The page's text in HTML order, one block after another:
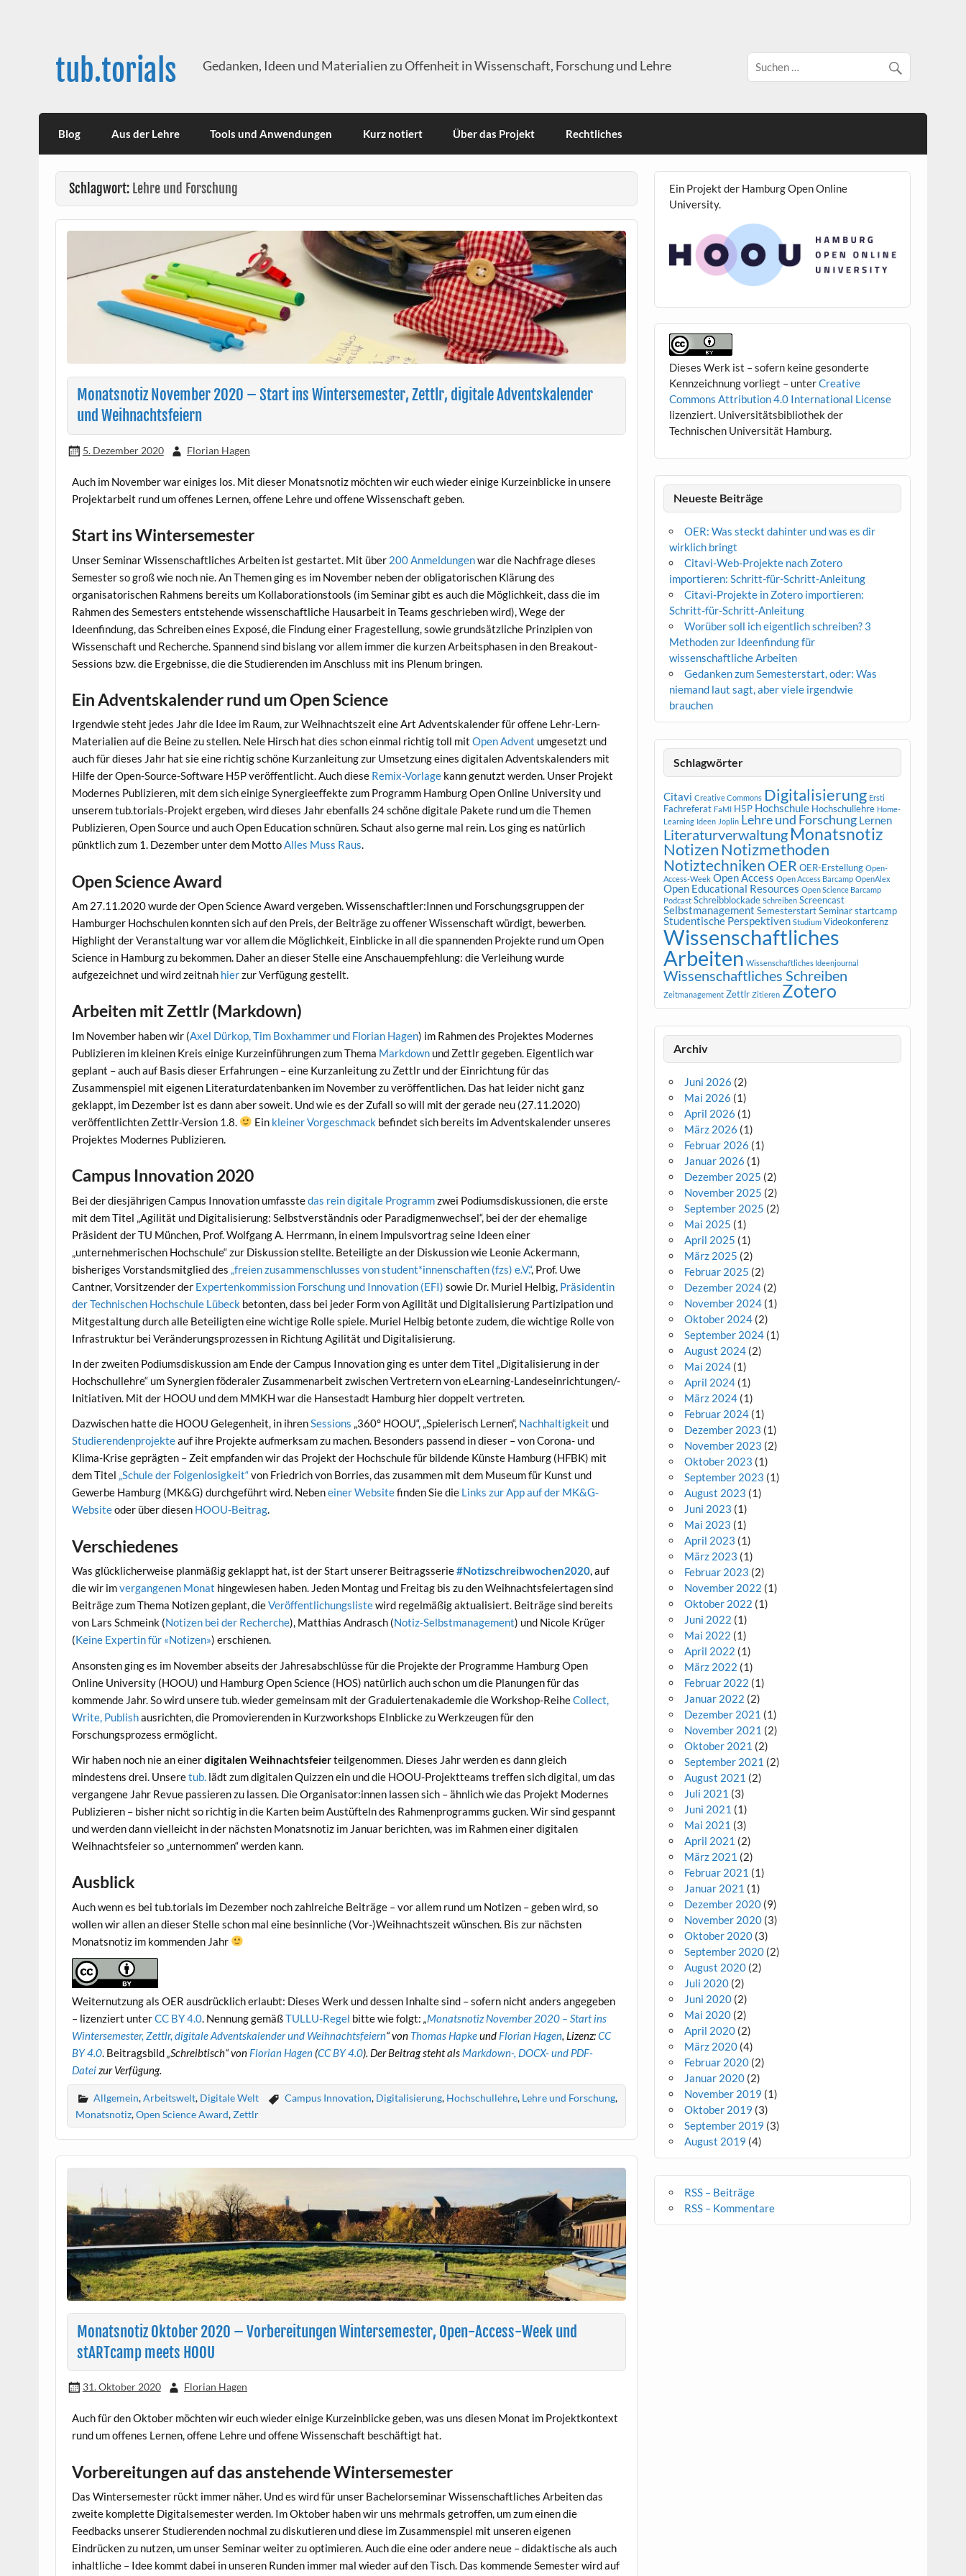
tub.torials Gedanken, Ideen und Materialien zu Offenheit in Wissenschaft, Forschung und Lehre
Blog Aus der Lehre Tools und Anwendungen Kurz notiert Über das Projekt Rechtliches
Schlagwort: Lehre und Forschung
Monatsnotiz November 2020 – Start ins Wintersemester, Zettlr, digitale Adventskalender
und Weihnachtsfeiern
5. Dezember 2020 Florian Hagen
Auch im November war einiges los. Mit dieser Monatsnotiz möchten wir euch wieder einige Kurzeinblicke in unsere
Projektarbeit rund um offenes Lernen, offene Lehre und offene Wissenschaft geben.
Start ins Wintersemester
Unser Seminar Wissenschaftliches Arbeiten ist gestartet. Mit über 200 Anmeldungenwar die Nachfrage dieses
Semester so groß wie noch nie. An Themen ging es im November neben der obligatorischen Klärung des
organisatorischen Rahmens bereits um Kollaborationstools (im Seminar gibt es auch die Möglichkeit, dass die im
Rahmen des Semesters entstehende wissenschaftliche Hausarbeit in Teams geschrieben wird), Wege der
Ideenfindung, das Schreiben eines Exposé, die Findung einer Fragestellung, sowie grundsätzliche Prinzipien von
Wissenschaft und Recherche. Spannend sind bislang vor allem immer die kurzen Arbeitsphasen in den Breakout-
Sessions bzw. die Ergebnisse, die die Studierenden im Anschluss mit ins Plenum bringen.
Ein Adventskalender rund um Open Science
Irgendwie steht jedes Jahr die Idee im Raum, zur Weihnachtszeit eine Art Adventskalender für offene Lehr-Lern-
Materialien auf die Beine zu stellen. Nele Hirsch hat dies schon einmal richtig toll mitOpen Advent umgesetzt und
auch für dieses Jahr hat sie eine richtig schöne Kurzanleitung zur Umsetzung eines digitalen Adventskalenders mit
Hilfe der Open-Source-Software H5P veröffentlicht. Auch diese Remix-Vorlage kann genutzt werden. Unser Projekt
Modernes Publizieren, mit dem sich einige Synergieeffekte zum Programm Hamburg Open Online University und
unserem tub.torials-Projekt ergeben, wird dieses Jahr ebenfalls 24 schöne digitale Pakete rund um die Themen
Publizieren, Open Source und auch Open Education schnüren. Schaut also gerne mal rein. Los ging es natürlich
pünktlich zum 1. Dezember unter dem MottoAlles Muss Raus.
Open Science Award
Am 27.11.2020 wurde der Open Science Award vergeben. Wissenschaftler:Innen und Forschungsgruppen der
Hamburger Hochschulen konnten sich auf den Preis, der Beiträge zu offener Wissenschaft würdigt, bewerben.
Highlight der Veranstaltung war vor allem die Möglichkeit, Einblicke in all die spannenden Projekte rund um Open
Science in Hamburg zu bekommen. Daher an dieser Stelle eine Anschauempfehlung: die Verleihung wurde
aufgezeichnet und wird zeitnah hierzur Verfügung gestellt.
Arbeiten mit Zettlr (Markdown)
Im November haben wir (Axel Dürkop, Tim Boxhammer und Florian Hagen) im Rahmen des Projektes Modernes
Publizieren im kleinen Kreis einige Kurzeinführungen zum Thema Markdown und Zettlr gegeben. Eigentlich war
geplant – auch auf Basis dieser Erfahrungen – eine Kurzanleitung zu Zettlr und der Einrichtung für das
Zusammenspiel mit eigenen Literaturdatenbanken im November zu veröffentlichen. Das hat leider nicht ganz
geklappt, im Dezember ist es dann aber soweit. Und wie es der Zufall so will mit der gerade neu (27.11.2020)
veröffentlichten Zettlr-Version 1.8.
Ein kleiner Vorgeschmack befindet sich bereits im Adventskalender unseres
Projektes Modernes Publizieren.
Campus Innovation 2020
Bei der diesjährigen Campus Innovation umfasstedas rein digitale Programmzwei Podiumsdiskussionen, die erste
mit dem Titel „Agilität und Digitalisierung: Selbstverständnis oder Paradigmenwechsel“, bei der der ehemalige
Präsident der TU München, Prof. Wolfgang A. Herrmann, in einem Impulsvortrag seine Ideen einer
„unternehmerischen Hochschule“ zur Diskussion stellte. Beteiligte an der Diskussion wie Leonie Ackermann,
bisheriges Vorstandsmitglied des „freien zusammenschlusses von student*innenschaften (fzs) e.V.“, Prof. Uwe
Cantner, Vorsitzender der Expertenkommission Forschung und Innovation (EFI) sowie Dr. Muriel Helbig, Präsidentin
der Technischen Hochschule Lübeck betonten, dass bei jeder Form von Agilität und Digitalisierung Partizipation und
Mitgestaltung durch alle Beteiligten eine wichtige Rolle spiele. Muriel Helbig betonte zudem, die wichtige Rolle von
Infrastruktur bei Veränderungsprozessen in Richtung Agilität und Digitalisierung.
In der zweiten Podiumsdiskussion am Ende der Campus Innovation ging es unter dem Titel „Digitalisierung in der
Hochschullehre“ um Synergien föderaler Zusammenarbeit zwischen Vertretern von eLearning-Landeseinrichtungen/-
Initiativen. Mit der HOOU und dem MMKH war die Hansestadt Hamburg hier doppelt vertreten.
Dazwischen hatte die HOOU Gelegenheit, in ihrenSessions „360° HOOU“, „Spielerisch Lernen“, Nachhaltigkeit und
Studierendenprojekteauf ihre Projekte aufmerksam zu machen. Besonders passend in dieser – von Corona- und
Klima-Krise geprägten – Zeit empfanden wir das Projekt der Hochschule für bildende Künste Hamburg (HFBK) mit
dem Titel „Schule der Folgenlosigkeit“von Friedrich von Borries, das zusammen mit dem Museum für Kunst und
Gewerbe Hamburg (MK&G) durchgeführt wird. Nebeneiner Websitefinden Sie die Links zur App auf der MK&G-
Websiteoder über diesen HOOU-Beitrag.
Verschiedenes
Was glücklicherweise planmäßig geklappt hat, ist der Start unserer Beitragsserie#Notizschreibwochen2020, auf
die wir imvergangenen Monat hingewiesen haben. Jeden Montag und Freitag bis zu den Weihnachtsfeiertagen sind
Beiträge zum Thema Notizen geplant, dieVeröffentlichungslistewird regelmäßig aktualisiert. Beiträge sind bereits
von Lars Schmeink (Notizen bei der Recherche), Matthias Andrasch (Notiz-Selbstmanagement) und Nicole Krüger
(Keine Expertin für «Notizen») erschienen.
Ansonsten ging es im November abseits der Jahresabschlüsse für die Projekte der Programme Hamburg Open
Online University (HOOU) und Hamburg Open Science (HOS) natürlich auch schon um die Planungen für das
kommende Jahr. So wird unsere tub. wieder gemeinsam mit der Graduiertenakademie die Workshop-ReiheCollect,
Write, Publishausrichten, die Promovierenden in Kurzworkshops EInblicke zu Werkzeugen für den
Forschungsprozess ermöglicht.
Wir haben noch nie an einerdigitalen Weihnachtsfeierteilgenommen. Dieses Jahr werden es dann gleich
mindestens drei. Unseretub. lädt zum digitalen Quizzen ein und die HOOU-Projektteams treffen sich digital, um das
vergangene Jahr Revue passieren zu lassen. Die Organisator:innen lassen sich – ähnlich wie das Projekt Modernes
Publizieren – bisher nicht so richtig in die Karten beim Austüfteln des Rahmenprogramms gucken. Wir sind gespannt
und werden dann vielleicht in der nächsten Monatsnotiz im Januar berichten, was im Rahmen einer digitalen
Weihnachtsfeier so „unternommen“ werden kann.
Ausblick
Auch wenn es bei tub.torials im Dezember noch zahlreiche Beiträge – vor allem rund um Notizen – geben wird, so
wollen wir allen an dieser Stelle schon mal eine besinnliche (Vor-)Weihnachtszeit wünschen. Bis zur nächsten
Monatsnotiz im kommenden Jahr
Weiternutzung als OER ausdrücklich erlaubt: Dieses Werk und dessen Inhalte sind – sofern nicht anders angegeben
– lizenziert unterCC BY 4.0. Nennung gemäßTULLU-Regel bitte wie folgt:„Monatsnotiz November 2020 – Start ins
Wintersemester, Zettlr, digitale Adventskalender und Weihnachtsfeiern“ von Thomas Hapkeund Florian Hagen, Lizenz:CC
BY 4.0. Beitragsbild„Schreibtisch“ von Florian Hagen (CC BY 4.0). Der Beitrag steht als Markdown-, DOCX- und PDF-
Dateizur Verfügung.
Allgemein,Arbeitswelt, Digitale Welt Campus Innovation, Digitalisierung, Hochschullehre, Lehre und Forschung,
Monatsnotiz,Open Science Award,Zettlr
Monatsnotiz Oktober 2020 – Vorbereitungen Wintersemester, Open-Access-Week und
stARTcamp meets HOOU
31. Oktober 2020 Florian Hagen
Auch für den Oktober möchten wir euch wieder einige Kurzeinblicke geben, was uns diesen Monat im Projektkontext
rund um offenes Lernen, offene Lehre und offene Wissenschaft beschäftigt hat.
Vorbereitungen auf das anstehende Wintersemester
Das Wintersemester rückt immer näher. Und es wird für unser Bachelorseminar Wissenschaftliches Arbeiten das
zweite komplette Digitalsemester werden. Im Oktober haben wir uns mehrmals getroffen, um zum einen die
Feedbacks unserer Studierenden nochmal zu diskutieren und diese im Zusammenspiel mit unseren eigenen
Eindrücken zu nutzen, um unser Seminar weiter zu optimieren. Auch die eine oder andere neue – didaktische als auch
inhaltliche – Idee kommt dabei in unseren Runden immer mal wieder auf den Tisch. Das kommende Semester wird auf
Ein Projekt der Hamburg Open Online
University.
Dieses Werk ist – sofern keine gesonderte
Kennzeichnung vorliegt – unterCreative
Commons Attribution 4.0 International License
lizenziert. Universitätsbibliothek der
Technischen Universität Hamburg.
Neueste Beiträge
OER: Was steckt dahinter und was es dir
wirklich bringt
Citavi-Web-Projekte nach Zotero
importieren: Schritt-für-Schritt-Anleitung
Citavi-Projekte in Zotero importieren:
Schritt-für-Schritt-Anleitung
Worüber soll ich eigentlich schreiben? 3
Methoden zur Ideenfindung für
wissenschaftliche Arbeiten
Gedanken zum Semesterstart, oder: Was
niemand laut sagt, aber viele irgendwie
brauchen
Schlagwörter
Citavi Creative Commons Digitalisierung Ersti
Fachreferat FaMI H5P Hochschule Hochschullehre Home-
Learning Ideen Joplin Lehre und Forschung Lernen
Literaturverwaltung Monatsnotiz
Notizen Notizmethoden
Notiztechniken OER OER-Erstellung Open-
Access-Week Open Access Open Access Barcamp OpenAlex
Open Educational Resources Open Science Barcamp
Podcast Schreibblockade Schreiben Screencast
Selbstmanagement Semesterstart Seminar startcamp
Studentische Perspektiven Studium Videokonferenz
Wissenschaftliches
Arbeiten Wissenschaftliches Ideenjournal
Wissenschaftliches Schreiben
Zeitmanagement Zettlr Zitieren Zotero
Archiv
Juni 2026 (2)
Mai 2026 (1)
April 2026 (1)
März 2026 (1)
Februar 2026 (1)
Januar 2026 (1)
Dezember 2025 (2)
November 2025 (2)
September 2025 (2)
Mai 2025 (1)
April 2025 (1)
März 2025 (2)
Februar 2025 (2)
Dezember 2024 (2)
November 2024 (1)
Oktober 2024 (2)
September 2024 (1)
August 2024 (2)
Mai 2024 (1)
April 2024 (1)
März 2024 (1)
Februar 2024 (1)
Dezember 2023 (1)
November 2023 (2)
Oktober 2023 (1)
September 2023 (1)
August 2023 (1)
Juni 2023 (1)
Mai 2023 (1)
April 2023 (1)
März 2023 (1)
Februar 2023 (2)
November 2022 (1)
Oktober 2022 (1)
Juni 2022 (1)
Mai 2022 (1)
April 2022 (1)
März 2022 (1)
Februar 2022 (1)
Januar 2022 (2)
Dezember 2021 (1)
November 2021 (2)
Oktober 2021 (2)
September 2021 (2)
August 2021 (2)
Juli 2021 (3)
Juni 2021 (1)
Mai 2021 (3)
April 2021 (2)
März 2021 (2)
Februar 2021 (1)
Januar 2021 (1)
Dezember 2020 (9)
November 2020 (3)
Oktober 2020 (3)
September 2020 (2)
August 2020 (2)
Juli 2020 (2)
Juni 2020 (2)
Mai 2020 (2)
April 2020 (2)
März 2020 (4)
Februar 2020 (2)
Januar 2020 (2)
November 2019 (1)
Oktober 2019 (3)
September 2019 (3)
August 2019 (4)
RSS – Beiträge
RSS – Kommentare